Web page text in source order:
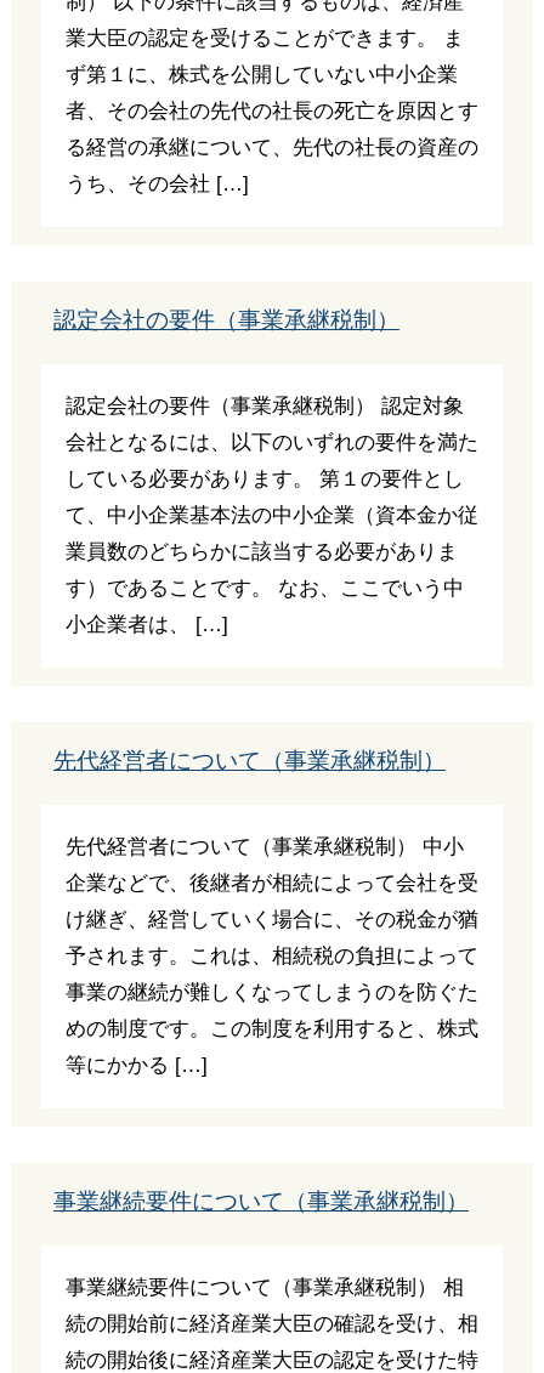
業大臣の認定を受けることができます。 ま
ず第１に、株式を公開していない中小企業
者、その会社の先代の社長の死亡を原因とす
る経営の承継について、先代の社長の資産の
うち、その会社 […]
認定会社の要件（事業承継税制）
認定会社の要件（事業承継税制） 認定対象
会社となるには、以下のいずれの要件を満た
している必要があります。 第１の要件とし
て、中小企業基本法の中小企業（資本金か従
業員数のどちらかに該当する必要がありま
す）であることです。 なお、ここでいう中
小企業者は、 […]
先代経営者について（事業承継税制）
先代経営者について（事業承継税制） 中小
企業などで、後継者が相続によって会社を受
け継ぎ、経営していく場合に、その税金が猶
予されます。これは、相続税の負担によって
事業の継続が難しくなってしまうのを防ぐた
めの制度です。この制度を利用すると、株式
等にかかる […]
事業継続要件について（事業承継税制）
事業継続要件について（事業承継税制） 相
続の開始前に経済産業大臣の確認を受け、相
続の開始後に経済産業大臣の認定を受けた特